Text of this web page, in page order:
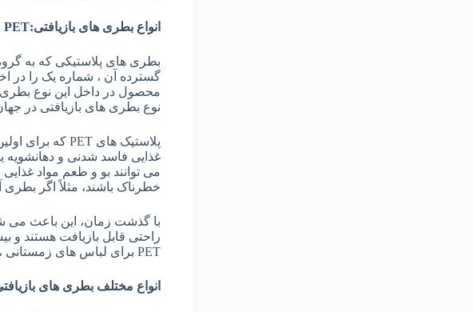
انواع بطری های بازیافتی:PET
گسترده آن ، شماره یک را در
محصول در داخل این نوع بطری
نوع بطری های بازیافتی در
می توانند بو و طعم مواد
خطرناک باشند، مثلاً اگر بطری
با گذشت زمان، این باعث می
راحتی قابل بازیافت هستند و
PET برای لباس های زمستانی ، مبلمان و الیاف موجود در برخی فرش ها نیز بازیافت می شوند.
انواع مختلف بطری های